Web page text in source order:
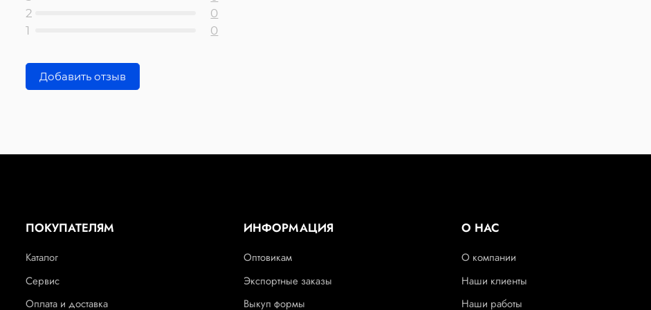
2
0
1
0
Добавить отзыв
ПОКУПАТЕЛЯМ
Каталог
Сервис
Оплата и доставка
ИНФОРМАЦИЯ
Оптовикам
Экспортные заказы
Выкуп формы
О НАС
О компании
Наши клиенты
Наши работы